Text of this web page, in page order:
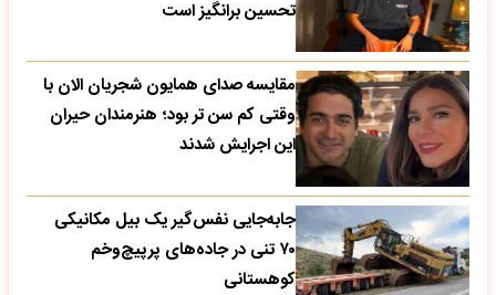
تحسین‌ برانگیز است
مقایسه صدای همایون شجریان الان با
وقتی کم سن تر بود؛ هنرمندان حیران
این اجرایش شدند
جابه‌جایی نفس‌گیر یک بیل مکانیکی
۷۰ تنی در جاده‌های پرپیچ‌وخم
کوهستانی